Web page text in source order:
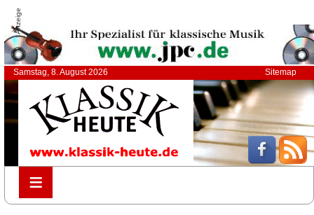
Anzeige
Samstag, 8. August 2026 Sitemap
≡
≡